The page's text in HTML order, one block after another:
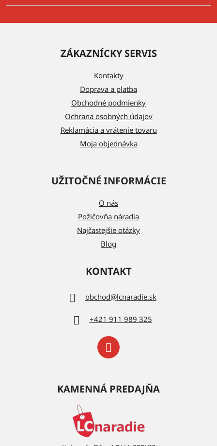
ZÁKAZNÍCKY SERVIS
Kontakty
Doprava a platba
Obchodné podmienky
Ochrana osobných údajov
Reklamácia a vrátenie tovaru
Moja objednávka
UŽITOČNÉ INFORMÁCIE
O nás
Požičovňa náradia
Najčastejšie otázky
Blog
KONTAKT
obchod@lcnaradie.sk
+421 911 989 325
KAMENNÁ PREDAJŇA